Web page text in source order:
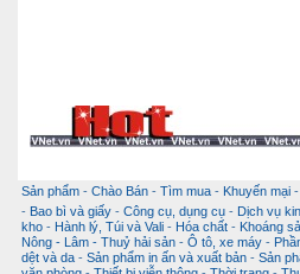
Sản phẩm - Chào Bán - Tìm mua - Khuyến mại -
- Bao bì và giấy - Công cụ, dụng cụ - Dịch vụ
kho - Hành lý, Túi và Vali - Hóa chất - Khoáng
Nông - Lâm - Thuỷ hải sản - Ô tô, xe máy -
dệt và da - Sản phẩm in ấn và xuất bản - Sản